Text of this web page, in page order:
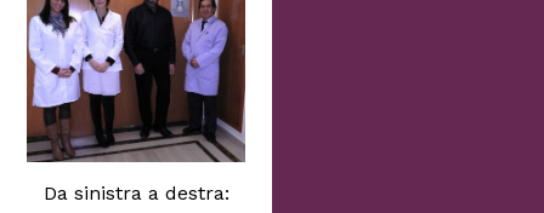
Da sinistra a destra: